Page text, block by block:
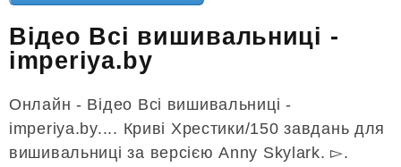
Відео Всі вишивальниці -
imperiya.by
Онлайн - Відео Всі вишивальниці -
imperiya.by.... Криві Хрестики/150 завдань для
вишивальниці за версією Anny Skylark. ▻.